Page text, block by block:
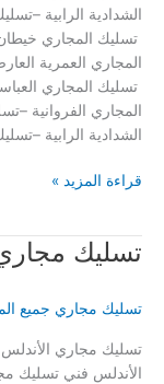
الشدادية الرابية
تسليك المجاري
المجاري العمرية
تسليك المجاري
المجاري الفروانية
الشدادية الرابية
تسليك
قراءة المزيد »
تسليك
تسليك مجاري جميع
تسليك مجاري